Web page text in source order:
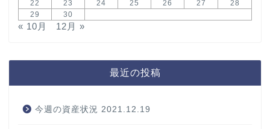
22
23 24 25 26 27
28
29
30
« 10月 12月 »
最近の投稿
今週の資産状況 2021.12.19